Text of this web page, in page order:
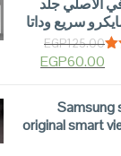
الاصلي جلد
سريع وداتا
EGP125.00
EGP60.00
Samsung
original smart